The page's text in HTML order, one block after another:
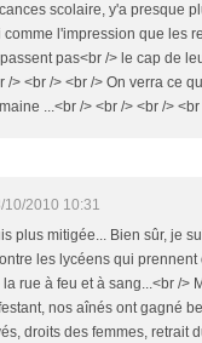
scolaire, y'a presque
comme l'impression que les
pas<br /> le cap de
/> <br /> <br /> On verra ce
...<br /> <br /> <br /> <br
10/2010 10:31
plus mitigée... Bien sûr, je
les lycéens qui prennent
rue à feu et à sang...<br />
nos aînés ont gagné
droits des femmes, retrait